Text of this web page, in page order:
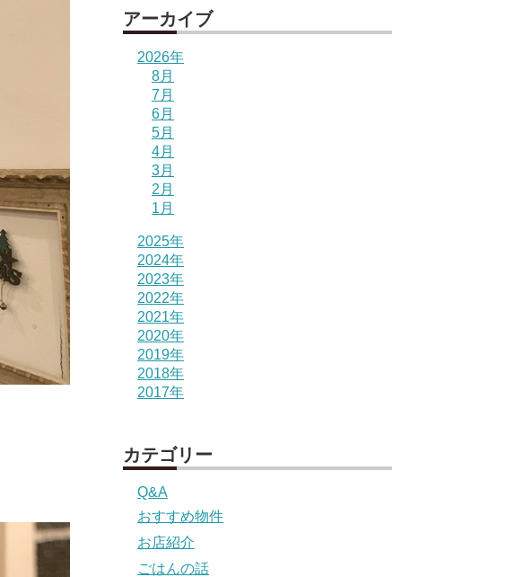
アーカイブ
2026年
8月
7月
6月
5月
4月
3月
2月
1月
2025年
2024年
2023年
2022年
2021年
2020年
2019年
2018年
2017年
カテゴリー
Q&A
おすすめ物件
お店紹介
ごはんの話